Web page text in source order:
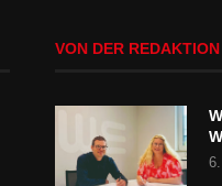
VON DER